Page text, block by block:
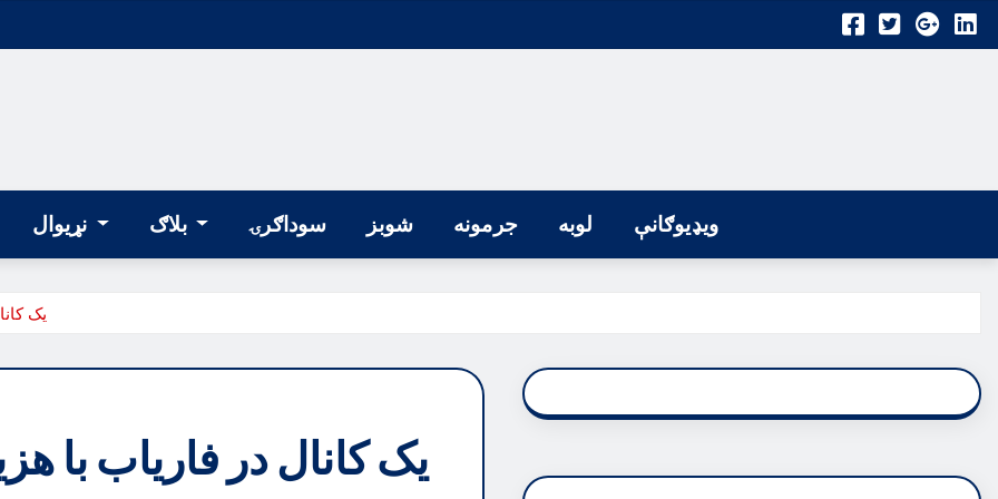
بلاګ سوداګرۍ شوبز جرمونه لوبه ویډیوګانې
یک کانال در